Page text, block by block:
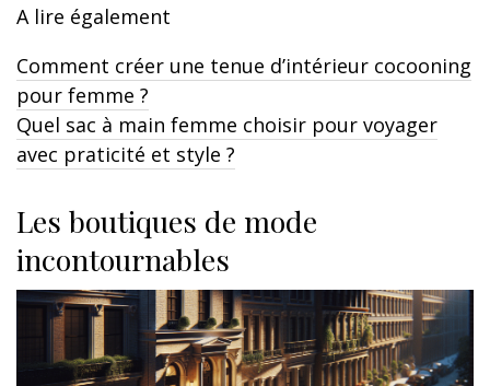
A lire également
Comment créer une tenue d’intérieur cocooning
pour femme ?
Quel sac à main femme choisir pour voyager
avec praticité et style ?
Les boutiques de mode
incontournables